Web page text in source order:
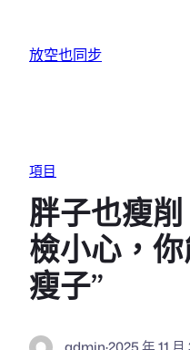
放空也同步
項目
胖子也瘦
檢小心，
瘦子”